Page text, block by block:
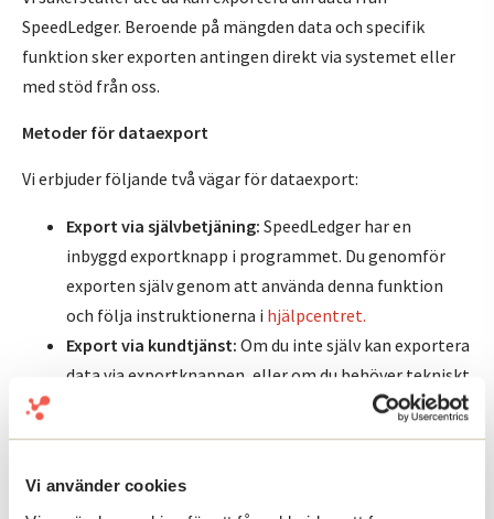
Vi använder cookies
SpeedLedger. Beroende på mängden data och specifik
funktion sker exporten antingen direkt via systemet eller
med stöd från oss.
Metoder för dataexport
Vi erbjuder följande två vägar för dataexport:
Export via självbetjäning: SpeedLedger har en
inbyggd exportknapp i programmet. Du genomför
exporten själv genom att använda denna funktion
och följa instruktionerna i hjälpcentret.
Export via kundtjänst: Om du inte själv kan exportera
data via exportknappen, eller om du behöver tekniskt
Dataportabilitet och